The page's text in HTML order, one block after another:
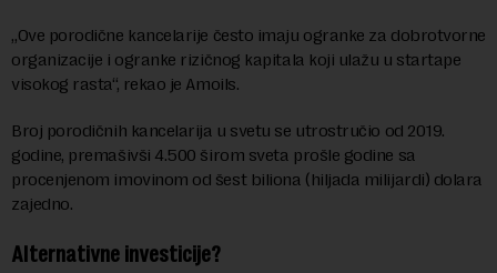
„Ove porodične kancelarije često imaju ogranke za dobrotvorne
organizacije i ogranke rizičnog kapitala koji ulažu u startape
visokog rasta“, rekao je Amoils.
Broj porodičnih kancelarija u svetu se utrostručio od 2019.
godine, premašivši 4.500 širom sveta prošle godine sa
procenjenom imovinom od šest biliona (hiljada milijardi) dolara
zajedno.
Alternativne investicije?